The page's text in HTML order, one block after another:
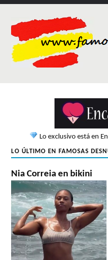
Lo exclusivo está en
LO ÚLTIMO EN FAMOSAS
Nia Correia en bikini